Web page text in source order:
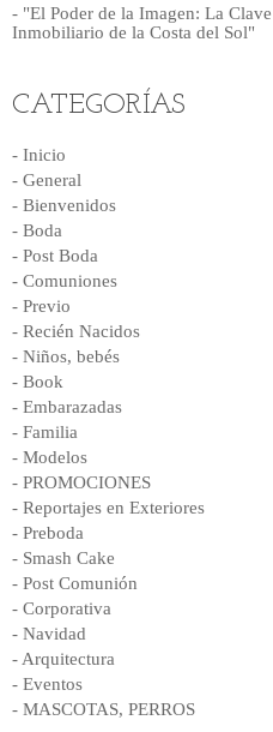
- "El Poder de la Imagen: La
Inmobiliario de la Costa del Sol"
CATEGORÍAS
- Inicio
- General
- Bienvenidos
- Boda
- Post Boda
- Comuniones
- Previo
- Recién Nacidos
- Niños, bebés
- Book
- Embarazadas
- Familia
- Modelos
- PROMOCIONES
- Reportajes en Exteriores
- Preboda
- Smash Cake
- Post Comunión
- Corporativa
- Navidad
- Arquitectura
- Eventos
- MASCOTAS, PERROS